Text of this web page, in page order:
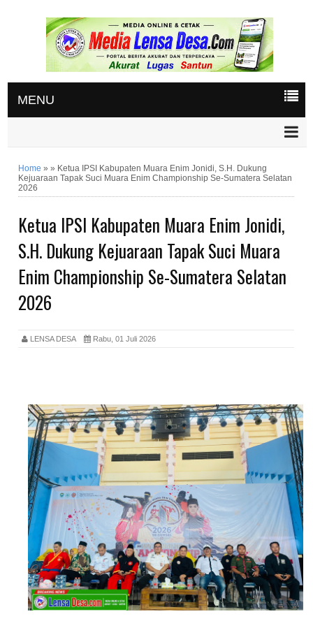
MENU
Home »» Ketua IPSI Kabupaten Muara Enim Jonidi, S.H. Dukung
Kejuaraan Tapak Suci Muara Enim Championship Se-Sumatera Selatan
2026
Ketua IPSI Kabupaten Muara Enim Jonidi,
S.H. Dukung Kejuaraan Tapak Suci Muara
Enim Championship Se-Sumatera Selatan
2026
LENSA DESA Rabu, 01 Juli 2026